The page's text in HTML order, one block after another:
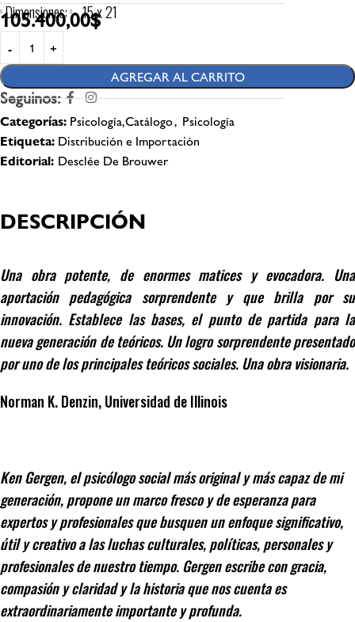
Dimensiones:
15 x 21
105.400,00$
AGREGAR AL CARRITO
Seguinos:
Categorías: Psicología,Catálogo, Psicología
Etiqueta: Distribución e Importación
Editorial: Desclée De Brouwer
DESCRIPCIÓN
Una obra potente, de enormes matices y evocadora. Una
aportación pedagógica sorprendente y que brilla por su
innovación. Establece las bases, el punto de partida para la
nueva generación de teóricos. Un logro sorprendente presentado
por uno de los principales teóricos sociales. Una obra visionaria.
Norman K. Denzin, Universidad de Illinois
Ken Gergen, el psicólogo social más original y más capaz de mi
generación, propone un marco fresco y de esperanza para
expertos y profesionales que busquen un enfoque significativo,
útil y creativo a las luchas culturales, políticas, personales y
profesionales de nuestro tiempo. Gergen escribe con gracia,
compasión y claridad y la historia que nos cuenta es
extraordinariamente importante y profunda.